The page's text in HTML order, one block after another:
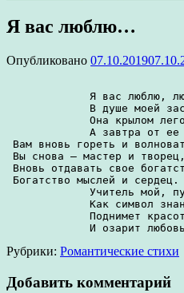
Я вас люблю…
Опубликовано 07.10.2019
Я вас люблю, любовь
В душе моей засела
Она крылом легонько
А завтра от ее
Вам вновь гореть и
Вы снова – мастер и творец,
Вновь отдавать свое
Богатство мыслей и сердец.
Учитель мой, пусть
Как символ знаний,
Поднимет красоту
И озарит любовью-
Рубрики: Романтические стихи
Добавить комментарий